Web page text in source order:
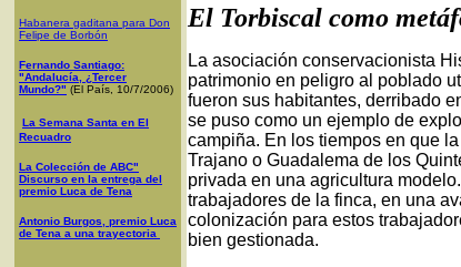
Habanera gaditana para Don
Felipe de Borbón
Fernando Santiago:
"Andalucía, ¿Tercer
Mundo?" (El País, 10/7/2006)
La Semana Santa en El
Recuadro
La Colección de ABC"
Discurso en la entrega del
premio Luca de Tena
Antonio Burgos, premio Luca
de Tena a una trayectoria
El Torbiscal como
La asociación conservacionista
patrimonio en peligro al poblado
fueron sus habitantes, derribado
se puso como un ejemplo de
campiña. En los tiempos en que
Trajano o Guadalema de los
privada en una agricultura
trabajadores de la finca, en una
colonización para estos
bien gestionada.